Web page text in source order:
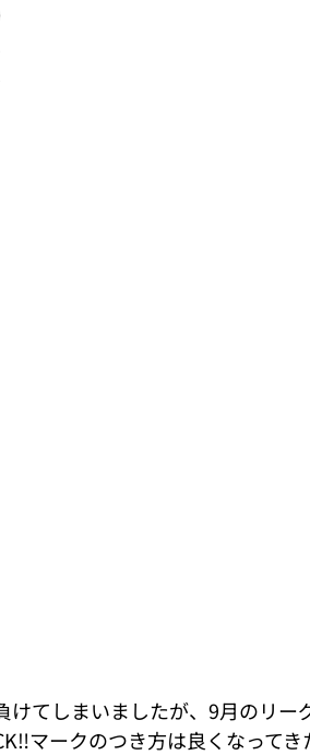
けてしまいましたが、9月のリー
マークのつき方は良くなって